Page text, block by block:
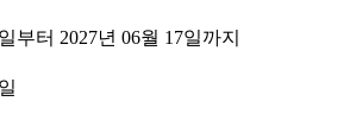
부터 2027년 06월 17일까지